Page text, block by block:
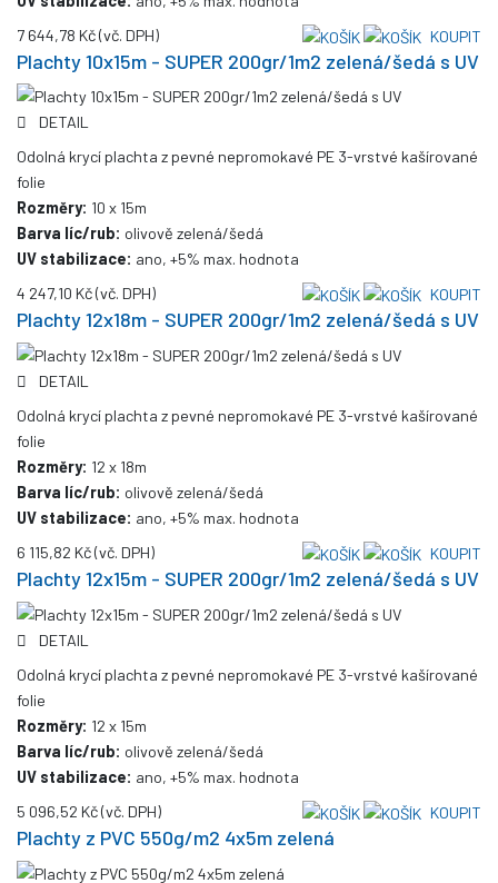
7 644,78 Kč(vč. DPH) KOUPIT
Plachty 10x15m - SUPER 200gr/1m2 zelená/šedá s UV
DETAIL
Odolná krycí plachta z pevné nepromokavé PE 3-vrstvé kašírované
folie
Rozměry: 10 x 15m
Barva líc/rub: olivově zelená/šedá
UV stabilizace: ano, +5% max. hodnota
4 247,10 Kč(vč. DPH) KOUPIT
Plachty 12x18m - SUPER 200gr/1m2 zelená/šedá s UV
DETAIL
Odolná krycí plachta z pevné nepromokavé PE 3-vrstvé kašírované
folie
Rozměry: 12 x 18m
Barva líc/rub: olivově zelená/šedá
UV stabilizace: ano, +5% max. hodnota
6 115,82 Kč(vč. DPH) KOUPIT
Plachty 12x15m - SUPER 200gr/1m2 zelená/šedá s UV
DETAIL
Odolná krycí plachta z pevné nepromokavé PE 3-vrstvé kašírované
folie
Rozměry: 12 x 15m
Barva líc/rub: olivově zelená/šedá
UV stabilizace: ano, +5% max. hodnota
5 096,52 Kč(vč. DPH) KOUPIT
Plachty z PVC 550g/m2 4x5m zelená